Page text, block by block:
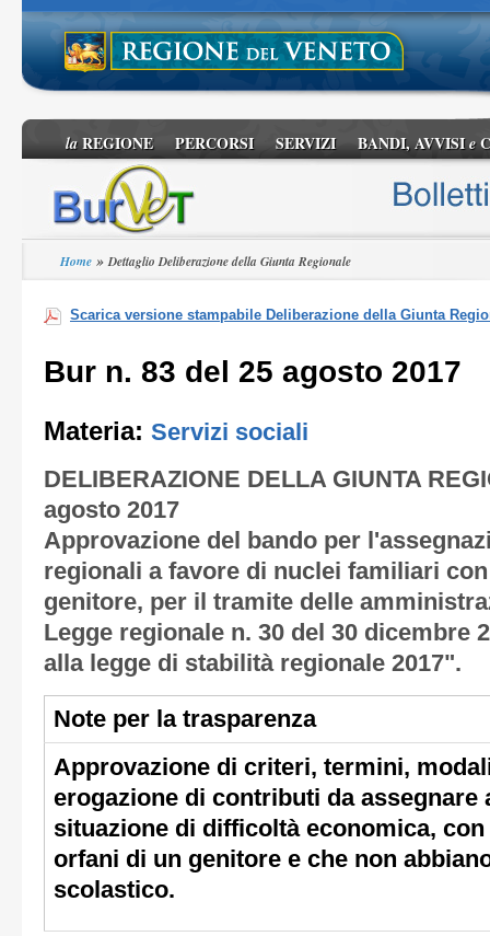
laREGIONE PERCORSI SERVIZI BANDI, AVVISIe
Home »Dettaglio Deliberazione della Giunta Regionale
Scarica versione stampabile Deliberazione della Giunta
Bur n. 83 del 25 agosto 2017
Materia: Servizi sociali
DELIBERAZIONE DELLA GIUNTA
agosto 2017
Approvazione del bando per
regionali a favore di nuclei familiari
genitore, per il tramite delle
Legge regionale n. 30 del 30 dicembre
alla legge di stabilità regionale 2017".
Note per la trasparenza
Approvazione di criteri, termini,
erogazione di contributi da assegnare
situazione di difficoltà economica,
orfani di un genitore e che non
scolastico.